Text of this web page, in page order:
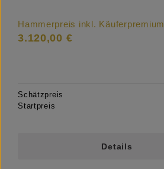
Hammerpreis inkl. Käuferpremium
3.120,00 €
Schätzpreis
Startpreis
Details